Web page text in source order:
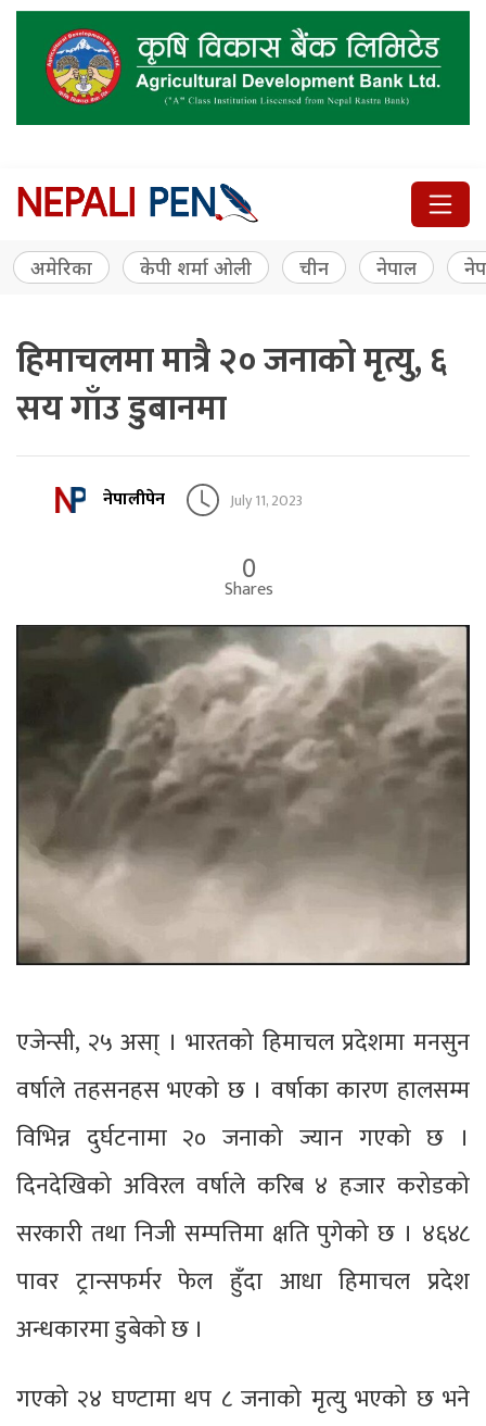
अमेरिका केपी शर्मा ओली चीन नेपाल
हिमाचलमा मात्रै २० जनाको मृत्यु, ६
सय गाँउ डुबानमा
नेपालीपेन July 11, 2023
0
Shares
एजेन्सी, २५ असा् । भारतको हिमाचल प्रदेशमा मनसुन
वर्षाले तहसनहस भएको छ । वर्षाका कारण हालसम्म
विभिन्न दुर्घटनामा २० जनाको ज्यान गएको छ ।
दिनदेखिको अविरल वर्षाले करिब ४ हजार करोडको
सरकारी तथा निजी सम्पत्तिमा क्षति पुगेको छ । ४६४८
पावर ट्रान्सफर्मर फेल हुँदा आधा हिमाचल प्रदेश
अन्धकारमा डुबेको छ ।
गएको २४ घण्टामा थप ८ जनाको मृत्यु भएको छ भने